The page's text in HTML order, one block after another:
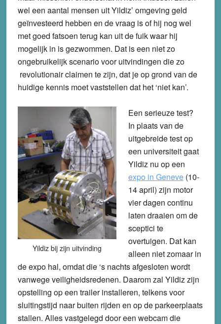
wel een aantal mensen uit Yildiz’ omgeving geld
geïnvesteerd hebben en de vraag is of hij nog wel
met goed fatsoen terug kan uit de fuik waar hij
mogelijk in is gezwommen. Dat is een niet zo
ongebruikelijk scenario voor uitvindingen die zo
revolutionair claimen te zijn, dat je op grond van de
huidige kennis moet vaststellen dat het ‘niet kan’.
Yildiz bij zijn uitvinding
Een serieuze test?
In plaats van de
uitgebreide test op
een universiteit gaat
Yildiz nu op een
expo in Geneve(10-
14 april) zijn motor
vier dagen continu
laten draaien om de
sceptici te
overtuigen. Dat kan
alleen niet zomaar in
de expo hal, omdat die ‘s nachts afgesloten wordt
vanwege veiligheidsredenen. Daarom zal Yildiz zijn
opstelling op een trailer installeren, telkens voor
sluitingstijd naar buiten rijden en op de parkeerplaats
stallen. Alles vastgelegd door een webcam die